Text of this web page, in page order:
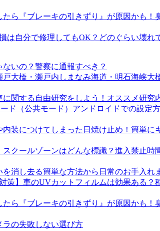
たら『ブレーキの引きずり』が原因かも！
は自分で修理してもOK？どのぐらい壊れ
いの？警察に通報すべき？
戸大橋・瀬戸内しまなみ海道・明石海峡大
関する自由研究をしよう！オススメ研究
ド（公共モード）アンドロイドでの設定
内装につけてしまった日焼け止め！簡単に
スクールゾーンはどんな標識？進入禁止時
消し去る簡単な方法から日常のお手入れ
対策】車のUVカットフィルムは効果ある？
たら『ブレーキの引きずり』が原因かも！
の失敗しない選び方